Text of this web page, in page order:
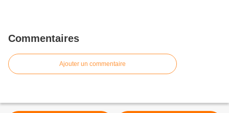
Commentaires
Ajouter un commentaire